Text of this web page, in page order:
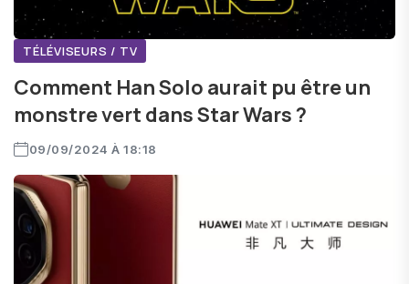
TÉLÉVISEURS / TV
Comment Han Solo aurait pu être un
monstre vert dans Star Wars ?
09/09/2024 À 18:18